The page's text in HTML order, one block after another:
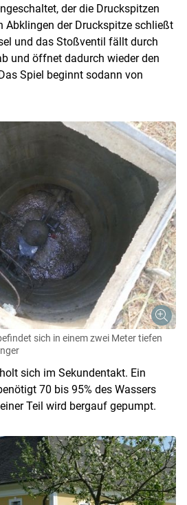
der die Druckspitzen
Abklingen der Druckspitze schließt
und das Stoßventil fällt durch
und öffnet dadurch wieder den
Spiel beginnt sodann von
sich in einem zwei Meter tiefen
sich im Sekundentakt. Ein
70 bis 95% des Wassers
Teil wird bergauf gepumpt.